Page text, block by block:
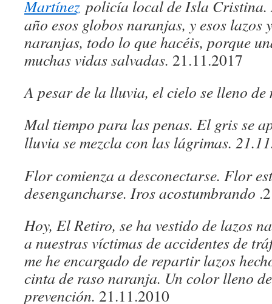
Martínez policía local de Isla Cristina.
año esos globos naranjas, y esos lazos
naranjas, todo lo que hacéis, porque
muchas vidas salvadas. 21.11.2017
A pesar de la lluvia, el cielo se lleno
Mal tiempo para las penas. El gris se
lluvia se mezcla con las lágrimas.
Flor comienza a desconectarse. Flor
desengancharse. Iros acostumbrando
Hoy, El Retiro, se ha vestido de lazos
a nuestras víctimas de accidentes de
me he encargado de repartir lazos
cinta de raso naranja. Un color lleno
prevención. 21.11.2010